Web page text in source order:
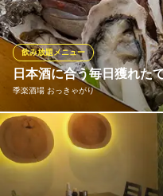
魚屋 十忠八九 福島本店
鮮魚と季節料理の店
ＪＲ大阪環状線福島駅 徒
大阪府大阪市福島区福島7-2-6 ふく
日本酒に合う毎日獲れた
季楽酒場 おっきゃがり
飲み放題メニュー
＜海鮮＞厳選された新鮮な
ちろん、毎日直接仕入れて
種ご用意しております！料理
ム、安さが自慢です！うに、